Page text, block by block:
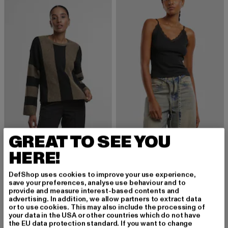
NOISY MAY
NMAGATHA
26,79 EUR
Derzeitiger Preis: 26,79 EUR
39,99 EUR
URBAN CLASSICS
-27% -44%
GREAT TO SEE YOU
HERE!
DefShop uses cookies to improve your use experience,
save your preferences, analyse use behaviour and to
provide and measure interest-based contents and
advertising. In addition, we allow partners to extract data
or to use cookies. This may also include the processing of
your data in the USA or other countries which do not have
the EU data protection standard. If you want to change